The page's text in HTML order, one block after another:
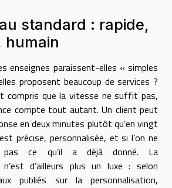
standard : rapide,
humain
enseignes paraissent-elles « simples
proposent beaucoup de services ?
compris que la vitesse ne suffit pas,
compte tout autant. Un client peut
en deux minutes plutôt qu’en vingt
précise, personnalisée, et si l’on ne
pas ce qu’il a déjà donné. La
n’est d’ailleurs plus un luxe : selon
publiés sur la personnalisation,